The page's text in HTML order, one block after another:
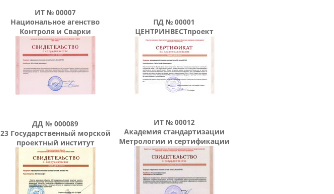
ИТ № 00007
Национальное агенство
Контроля и Сварки
ПД № 00001
ЦЕНТРИНВЕСТпроект
ДД № 000089
23 Государственный морской
проектный институт
ИТ № 00012
Академия стандартизации
Метрологии и сертификации